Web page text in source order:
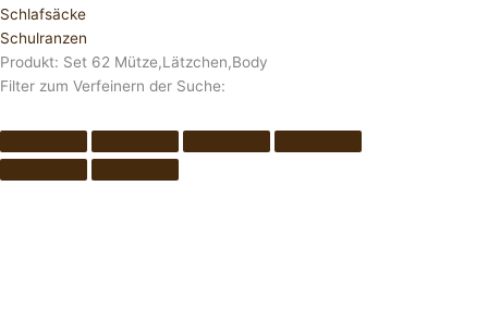
Schlafsäcke
Schulranzen
Produkt: Set 62 Mütze,Lätzchen,Body
Filter zum Verfeinern der Suche: